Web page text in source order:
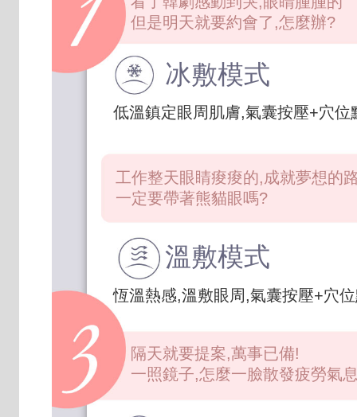
但是明天就要約會了,怎麼辦?
工作整天眼睛痠痠的,成就夢想的
一定要帶著熊貓眼嗎?
隔天就要提案,萬事已備!
一照鏡子,怎麼一臉散發疲勞氣
冰敷模式
溫敷模式
低溫鎮定眼周肌膚,氣囊按壓+穴位
恆溫熱感,溫敷眼周,氣囊按壓+穴